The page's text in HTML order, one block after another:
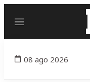
Menú
08 ago 2026